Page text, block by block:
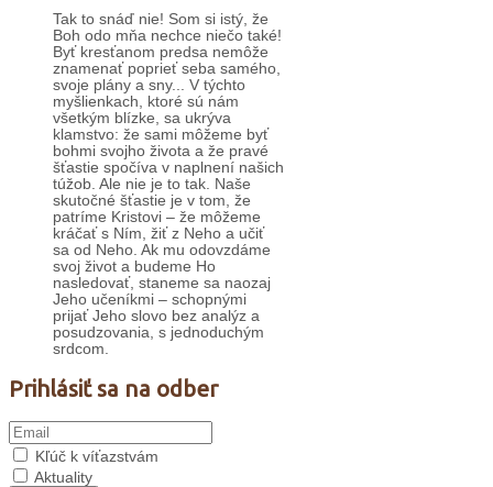
Tak to snáď nie! Som si istý, že
Boh odo mňa nechce niečo také!
Byť kresťanom predsa nemôže
znamenať poprieť seba samého,
svoje plány a sny... V týchto
myšlienkach, ktoré sú nám
všetkým blízke, sa ukrýva
klamstvo: že sami môžeme byť
bohmi svojho života a že pravé
šťastie spočíva v naplnení našich
túžob. Ale nie je to tak. Naše
skutočné šťastie je v tom, že
patríme Kristovi – že môžeme
kráčať s Ním, žiť z Neho a učiť
sa od Neho. Ak mu odovzdáme
svoj život a budeme Ho
nasledovať, staneme sa naozaj
Jeho učeníkmi – schopnými
prijať Jeho slovo bez analýz a
posudzovania, s jednoduchým
srdcom.
Prihlásiť sa na odber
Kľúč k víťazstvám
Aktuality